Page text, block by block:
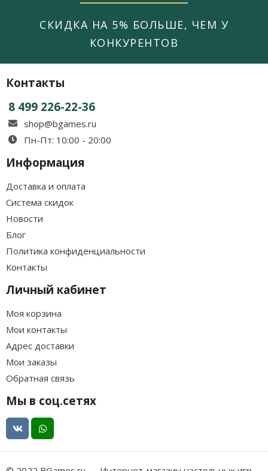
СКИДКА НА 5% БОЛЬШЕ, ЧЕМ У
КОНКУРЕНТОВ
Контакты
8 499 226-22-36
shop@bgames.ru
Пн-Пт: 10:00 - 20:00
Информация
Доставка и оплата
Система скидок
Новости
Блог
Политика конфиденциальности
Контакты
Личный кабинет
Моя корзина
Мои контакты
Адрес доставки
Мои заказы
Обратная связь
Мы в соц.сетях